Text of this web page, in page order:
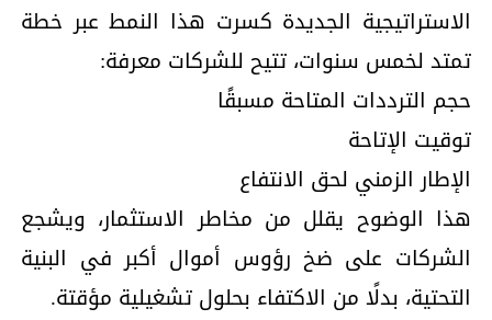
الاستراتيجية الجديدة كسرت هذا النمط عبر خطة
تمتد لخمس سنوات، تتيح للشركات معرفة:
حجم الترددات المتاحة مسبقًا
توقيت الإتاحة
الإطار الزمني لحق الانتفاع
هذا الوضوح يقلل من مخاطر الاستثمار، ويشجع
الشركات على ضخ رؤوس أموال أكبر في البنية
التحتية، بدلًا من الاكتفاء بحلول تشغيلية مؤقتة.